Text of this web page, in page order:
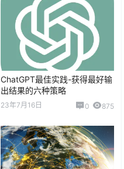
ChatGPT最佳实践-获得最好输
出结果的六种策略
23年7月16日 0 875